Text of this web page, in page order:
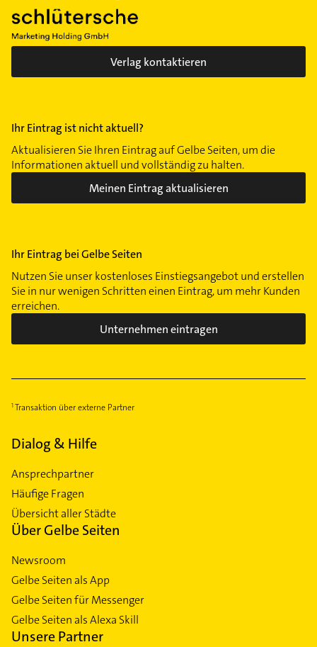
Verlag kontaktieren
Ihr Eintrag ist nicht aktuell?
Aktualisieren Sie Ihren Eintrag auf Gelbe Seiten, um die
Informationen aktuell und vollständig zu halten.
Meinen Eintrag aktualisieren
Ihr Eintrag bei Gelbe Seiten
Nutzen Sie unser kostenloses Einstiegsangebot und erstellen
Sie in nur wenigen Schritten einen Eintrag, um mehr Kunden
erreichen.
Unternehmen eintragen
Transaktion über externe Partner
Dialog & Hilfe
Ansprechpartner
Häufige Fragen
Übersicht aller Städte
Über Gelbe Seiten
Newsroom
Gelbe Seiten als App
Gelbe Seiten für Messenger
Gelbe Seiten als Alexa Skill
Unsere Partner